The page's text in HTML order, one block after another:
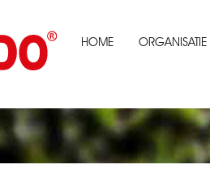
HOME ORGANISATIE